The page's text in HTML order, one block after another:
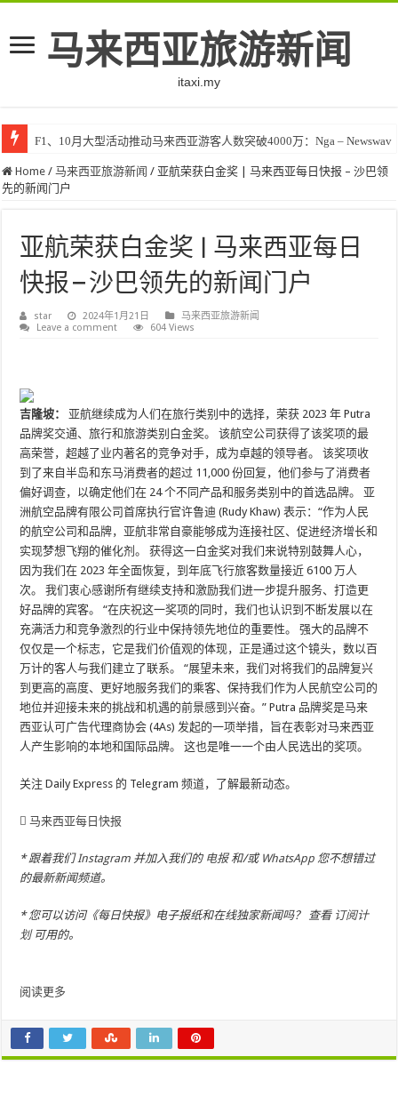
马来西亚旅游新闻
itaxi.my
F1、10月大型活动推动马来西亚游客人数突破4000万：Nga – Newswav
Home / 马来西亚旅游新闻 / 亚航荣获白金奖 | 马来西亚每日快报 – 沙巴领
先的新闻门户
亚航荣获白金奖 | 马来西亚每日
快报 – 沙巴领先的新闻门户
star 2024年1月21日
马来西亚旅游新闻
Leave a comment
604 Views
吉隆坡：
亚航继续成为人们在旅行类别中的选择，荣获 2023 年 Putra
品牌奖交通、旅行和旅游类别白金奖。 该航空公司获得了该奖项的最
高荣誉，超越了业内著名的竞争对手，成为卓越的领导者。 该奖项收
到了来自半岛和东马消费者的超过 11,000 份回复，他们参与了消费者
偏好调查，以确定他们在 24 个不同产品和服务类别中的首选品牌。 亚
洲航空品牌有限公司首席执行官许鲁迪 (Rudy Khaw) 表示：“作为人民
的航空公司和品牌，亚航非常自豪能够成为连接社区、促进经济增长和
实现梦想飞翔的催化剂。 获得这一白金奖对我们来说特别鼓舞人心，
因为我们在 2023 年全面恢复，到年底飞行旅客数量接近 6100 万人
次。 我们衷心感谢所有继续支持和激励我们进一步提升服务、打造更
好品牌的宾客。 “在庆祝这一奖项的同时，我们也认识到不断发展以在
充满活力和竞争激烈的行业中保持领先地位的重要性。 强大的品牌不
仅仅是一个标志，它是我们价值观的体现，正是通过这个镜头，数以百
万计的客人与我们建立了联系。 “展望未来，我们对将我们的品牌复兴
到更高的高度、更好地服务我们的乘客、保持我们作为人民航空公司的
地位并迎接未来的挑战和机遇的前景感到兴奋。” Putra 品牌奖是马来
西亚认可广告代理商协会 (4As) 发起的一项举措，旨在表彰对马来西亚
人产生影响的本地和国际品牌。 这也是唯一一个由人民选出的奖项。
关注 Daily Express 的 Telegram 频道，了解最新动态。
马来西亚每日快报
* 跟着我们Instagram 并加入我们的 电报和/或 WhatsApp 您不想错过
的最新新闻频道。
* 您可以访问《每日快报》电子报纸和在线独家新闻吗？ 查看 订阅计
划可用的。
阅读更多